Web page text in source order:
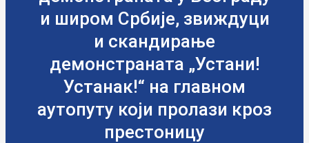
и широм Србије, звиждуци
и скандирање
демонстраната „Устани!
Устанак!“ на главном
аутопуту који пролази кроз
престоницу